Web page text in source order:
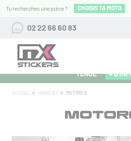
Tu recherches une pièce ? CHOISIS TA MOTO
02 22 66 60 83
ALPINESTARS 27 : FLOCAGE OFFERT
TENUE
+
ACCUEIL MARQUES MOTOREX